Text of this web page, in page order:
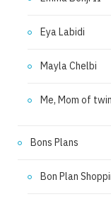
Eya Labidi
Mayla Chelbi
Me, Mom of
Bons Plans
Bon Plan